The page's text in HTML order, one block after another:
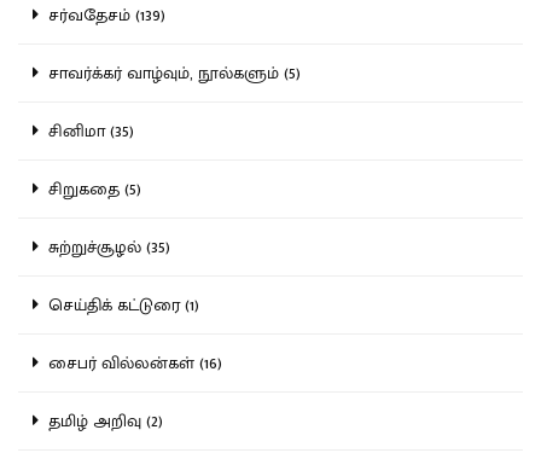
சர்வதேசம் (139)
சாவர்க்கர் வாழ்வும், நூல்களும் (5)
சினிமா (35)
சிறுகதை (5)
சுற்றுச்சூழல் (35)
செய்திக் கட்டுரை (1)
சைபர் வில்லன்கள் (16)
தமிழ் அறிவு (2)